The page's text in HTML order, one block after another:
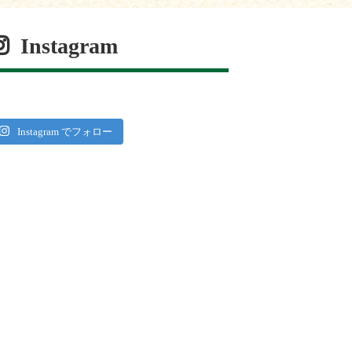
Instagram
Instagram でフォロー